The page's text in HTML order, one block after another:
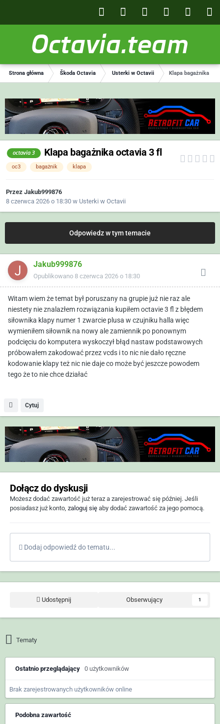
Octavia.team
Strona główna Škoda Octavia Usterki w Octavii Klapa bagażnika
octavia 3 Klapa bagażnika octavia 3 fl
oc3 bagażnik klapa
Przez Jakub999876
8 czerwca 2026 o 18:30 w Usterki w Octavii
Odpowiedz w tym temacie
Jakub999876
Opublikowano 8 czerwca 2026 o 18:30
Witam wiem że temat był poruszany na grupie już nie raz ale
niestety nie znalazłem rozwiązania kupiłem octavie 3 fl z błędem
siłownika klapy numer 1 zwarcie plusa w czujniku halla więc
wymieniłem siłownik na nowy ale zamiennik po ponownym
podcięciu do komputera wyskoczył błąd nastaw podstawowych
próbowałem zakodować przez vcds i to nic nie dało ręczne
kodowanie klapy też nic nie daje co może być jeszcze powodem
tego że to nie chce działać
Cytuj
Dołącz do dyskusji
Możesz dodać zawartość już teraz a zarejestrować się później. Jeśli
posiadasz już konto, zaloguj się aby dodać zawartość za jego pomocą.
Dodaj odpowiedź do tematu...
Udostępnij Obserwujący 1
Tematy
Ostatnio przeglądający 0 użytkowników
Brak zarejestrowanych użytkowników online
Podobna zawartość